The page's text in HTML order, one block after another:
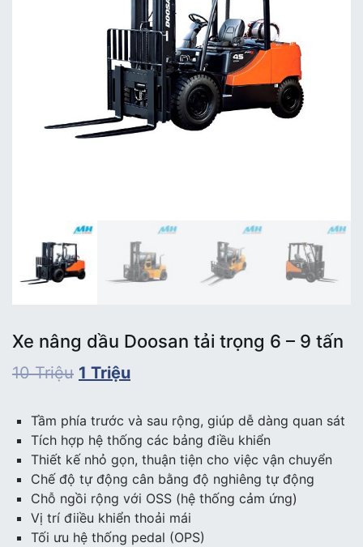
Xe nâng dầu Doosan tải trọng 6 – 9 tấn
10Triệu 1 Triệu
Tầm phía trước và sau rộng, giúp dễ dàng quan sát
Tích hợp hệ thống các bảng điều khiển
Thiết kế nhỏ gọn, thuận tiện cho việc vận chuyển
Chế độ tự động cân bằng độ nghiêng tự động
Chỗ ngồi rộng với OSS (hệ thống cảm ứng)
Vị trí điiều khiển thoải mái
Tối ưu hệ thống pedal (OPS)